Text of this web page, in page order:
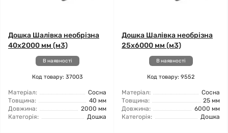
Дошка Шалівка необрізна
40x2000 мм (м3)
В наявності
Код товару: 37003
Матеріал:
Сосна
Товщина:
40 мм
Довжина:
2000 мм
Категорія:
Дошка
Дошка Шалівка необрізна
25x6000 мм (м3)
В наявності
Код товару: 9552
Матеріал:
Сосна
Товщина:
25 мм
Довжина:
6000 мм
Категорія:
Дошка